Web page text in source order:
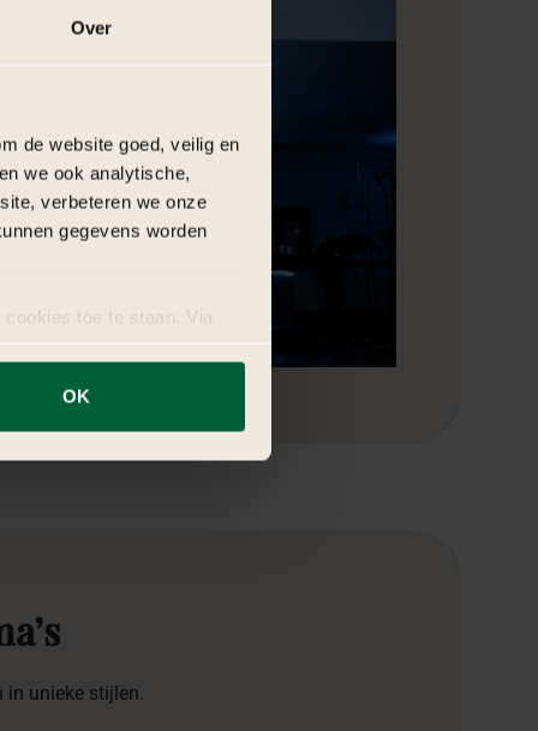
Over
de website goed, veilig en
we ook analytische,
verbeteren we onze
gegevens worden
cookies toe te staan. Via
OK
in unieke stijlen.